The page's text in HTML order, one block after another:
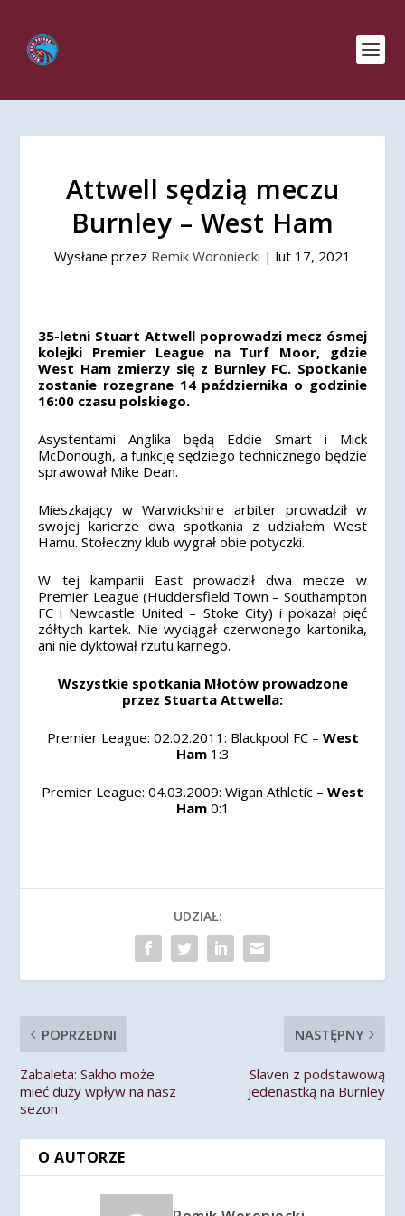
Attwell sędzią meczu
Burnley – West Ham
Wysłane przez Remik Woroniecki | lut 17, 2021
35-letni Stuart Attwell poprowadzi mecz ósmej
kolejki Premier League na Turf Moor, gdzie
West Ham zmierzy się z Burnley FC. Spotkanie
zostanie rozegrane 14 października o godzinie
16:00 czasu polskiego.
Asystentami Anglika będą Eddie Smart i Mick
McDonough, a funkcję sędziego technicznego będzie
sprawował Mike Dean.
Mieszkający w Warwickshire arbiter prowadził w
swojej karierze dwa spotkania z udziałem West
Hamu. Stołeczny klub wygrał obie potyczki.
W tej kampanii East prowadził dwa mecze w
Premier League (Huddersfield Town – Southampton
FC i Newcastle United – Stoke City) i pokazał pięć
zółtych kartek. Nie wyciągał czerwonego kartonika,
ani nie dyktował rzutu karnego.
Wszystkie spotkania Młotów prowadzone
przez Stuarta Attwella:
Premier League: 02.02.2011: Blackpool FC – West
Ham1:3
Premier League: 04.03.2009: Wigan Athletic – West
Ham0:1
UDZIAŁ:
POPRZEDNI
Zabaleta: Sakho może
mieć duży wpływ na nasz
sezon
NASTĘPNY
Slaven z podstawową
jedenastką na Burnley
O AUTORZE